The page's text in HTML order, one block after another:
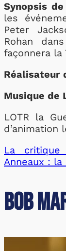
Synopsis de
les
Peter
Rohan
façonnera la
Réalisateur
Musique de
LOTR la
d’animation
La
Anneaux : la
Bob